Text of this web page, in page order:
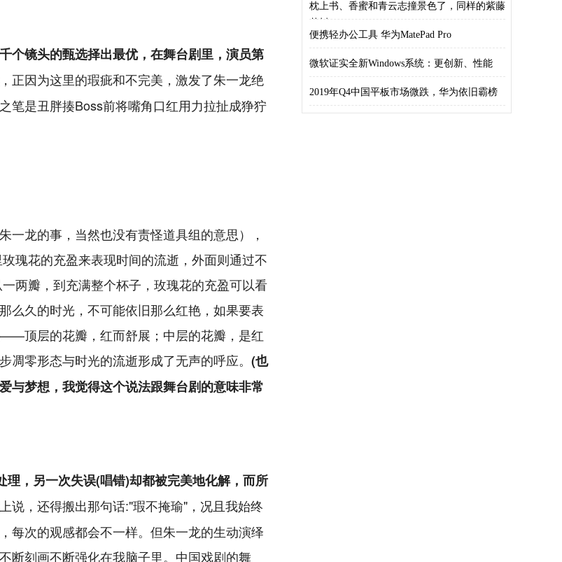
个镜头的甄选择出最优，在舞台剧里，演员第
正因为这里的瑕疵和不完美，激发了朱一龙绝
笔是丑胖揍Boss前将嘴角口红用力拉扯成狰狞
一龙的事，当然也没有责怪道具组的意思），
瑰花的充盈来表现时间的流逝，外面则通过不
两瓣，到充满整个杯子，玫瑰花的充盈可以看
么久的时光，不可能依旧那么红艳，如果要表
顶层的花瓣，红而舒展；中层的花瓣，是红
零形态与时光的流逝形成了无声的呼应。 (也
与梦想，我觉得这个说法跟舞台剧的意味非常
，另一次失误(唱错)却都被完美地化解，而所
说，还得搬出那句话:"瑕不掩瑜"，况且我始终
每次的观感都会不一样。但朱一龙的生动演绎
断刻画不断强化在我脑子里。中国戏剧的舞
枕上书、香蜜和青云志撞景色了，同样的紫藤
花树
便携轻办公工具 华为MatePad Pro
微软证实全新Windows系统：更创新、性能
2019年Q4中国平板市场微跌，华为依旧霸榜